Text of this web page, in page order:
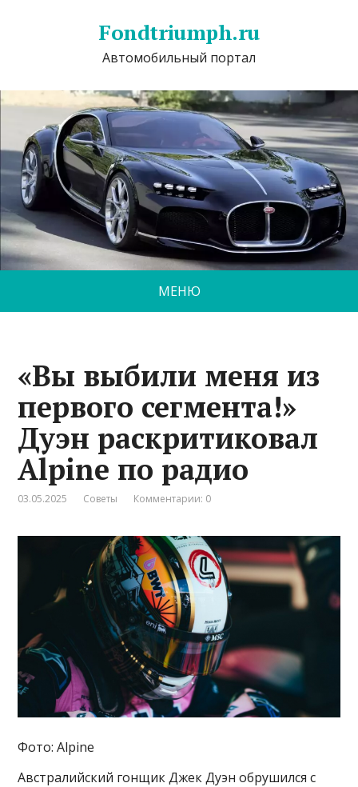
Fondtriumph.ru
Автомобильный портал
МЕНЮ
«Вы выбили меня из
первого сегмента!»
Дуэн раскритиковал
Alpine по радио
03.05.2025 Советы Комментарии: 0
Фото: Alpine
Австралийский гонщик Джек Дуэн обрушился с